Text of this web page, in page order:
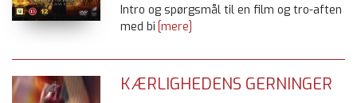
Intro og spørgsmål til en film og tro-aften
med bi [mere]
KÆRLIGHEDENS GERNINGER